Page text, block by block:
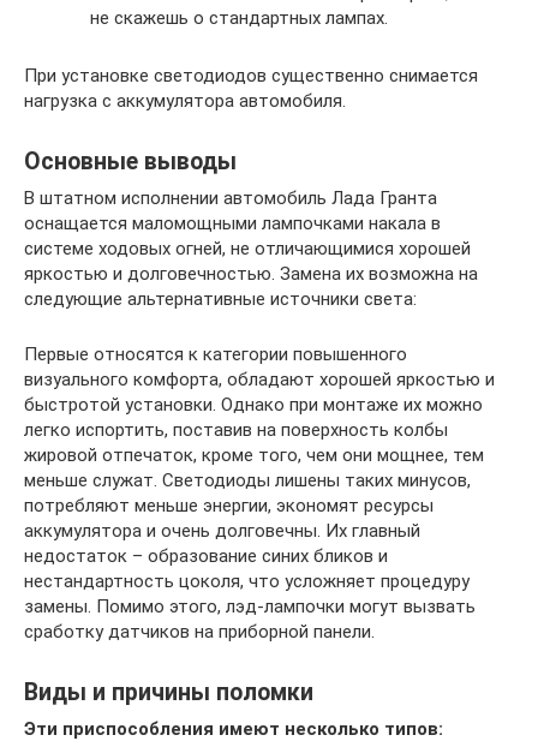
не скажешь о стандартных лампах.
При установке светодиодов существенно снимается
нагрузка с аккумулятора автомобиля.
Основные выводы
В штатном исполнении автомобиль Лада Гранта
оснащается маломощными лампочками накала в
системе ходовых огней, не отличающимися хорошей
яркостью и долговечностью. Замена их возможна на
следующие альтернативные источники света:
Первые относятся к категории повышенного
визуального комфорта, обладают хорошей яркостью и
быстротой установки. Однако при монтаже их можно
легко испортить, поставив на поверхность колбы
жировой отпечаток, кроме того, чем они мощнее, тем
меньше служат. Светодиоды лишены таких минусов,
потребляют меньше энергии, экономят ресурсы
аккумулятора и очень долговечны. Их главный
недостаток – образование синих бликов и
нестандартность цоколя, что усложняет процедуру
замены. Помимо этого, лэд-лампочки могут вызвать
сработку датчиков на приборной панели.
Виды и причины поломки
Эти приспособления имеют несколько типов: